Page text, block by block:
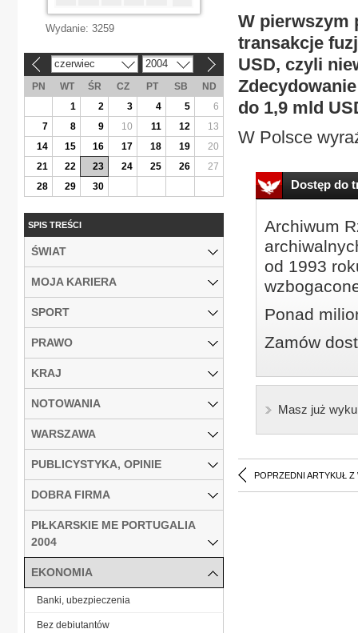
W pierwszym
transakcje
USD, czyli
do 1,9 mld
W Polsce
Dostęp do
Archiwum
od 1993
Ponad
Zamów
Masz już
POPRZEDNI ARTYKUŁ Z
Wydanie: 3259
czerwiec 2004
PN WT ŚR CZ PT SB
ND
1
2 3 4 5
6
7
8 9 10 11 12
13
14
15 16 17 18 19
20
21
22 23 24 25 26
27
28
29 30
SPIS TREŚCI
ŚWIAT
MOJA KARIERA
SPORT
PRAWO
KRAJ
NOTOWANIA
WARSZAWA
PUBLICYSTYKA, OPINIE
DOBRA FIRMA
PIŁKARSKIE ME PORTUGALIA
2004
EKONOMIA
Banki, ubezpieczenia
Bez debiutantów